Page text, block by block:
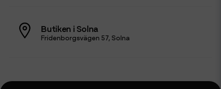
Butiken i Solna
Fridenborgsvägen 57, Solna